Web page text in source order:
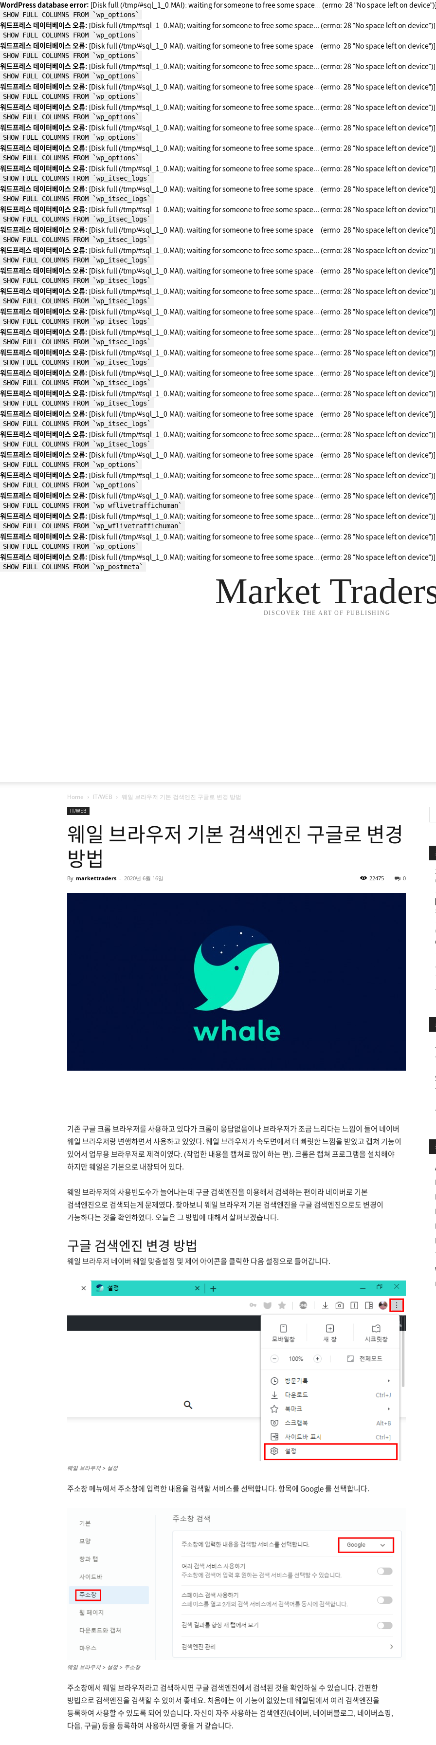
WordPress database error: [Disk full (/tmp/#sql_1_0.MAI); waiting for someone to free some space... (errno: 28 "No space left on
SHOW FULL COLUMNS FROM `wp_options`
워드프레스 데이터베이스 오류: [Disk full (/tmp/#sql_1_0.MAI); waiting for someone to free some space... (errno: 28 "No space left on device")]
SHOW FULL COLUMNS FROM `wp_options`
워드프레스 데이터베이스 오류: [Disk full (/tmp/#sql_1_0.MAI); waiting for someone to free some space... (errno: 28 "No space left on device")]
SHOW FULL COLUMNS FROM `wp_options`
워드프레스 데이터베이스 오류: [Disk full (/tmp/#sql_1_0.MAI); waiting for someone to free some space... (errno: 28 "No space left on device")]
SHOW FULL COLUMNS FROM `wp_options`
워드프레스 데이터베이스 오류: [Disk full (/tmp/#sql_1_0.MAI); waiting for someone to free some space... (errno: 28 "No space left on device")]
SHOW FULL COLUMNS FROM `wp_options`
워드프레스 데이터베이스 오류: [Disk full (/tmp/#sql_1_0.MAI); waiting for someone to free some space... (errno: 28 "No space left on device")]
SHOW FULL COLUMNS FROM `wp_options`
워드프레스 데이터베이스 오류: [Disk full (/tmp/#sql_1_0.MAI); waiting for someone to free some space... (errno: 28 "No space left on device")]
SHOW FULL COLUMNS FROM `wp_options`
워드프레스 데이터베이스 오류: [Disk full (/tmp/#sql_1_0.MAI); waiting for someone to free some space... (errno: 28 "No space left on device")]
SHOW FULL COLUMNS FROM `wp_options`
워드프레스 데이터베이스 오류: [Disk full (/tmp/#sql_1_0.MAI); waiting for someone to free some space... (errno: 28 "No space left on device")]
SHOW FULL COLUMNS FROM `wp_itsec_logs`
워드프레스 데이터베이스 오류: [Disk full (/tmp/#sql_1_0.MAI); waiting for someone to free some space... (errno: 28 "No space left on device")]
SHOW FULL COLUMNS FROM `wp_itsec_logs`
워드프레스 데이터베이스 오류: [Disk full (/tmp/#sql_1_0.MAI); waiting for someone to free some space... (errno: 28 "No space left on device")]
SHOW FULL COLUMNS FROM `wp_itsec_logs`
워드프레스 데이터베이스 오류: [Disk full (/tmp/#sql_1_0.MAI); waiting for someone to free some space... (errno: 28 "No space left on device")]
SHOW FULL COLUMNS FROM `wp_itsec_logs`
워드프레스 데이터베이스 오류: [Disk full (/tmp/#sql_1_0.MAI); waiting for someone to free some space... (errno: 28 "No space left on device")]
SHOW FULL COLUMNS FROM `wp_itsec_logs`
워드프레스 데이터베이스 오류: [Disk full (/tmp/#sql_1_0.MAI); waiting for someone to free some space... (errno: 28 "No space left on device")]
SHOW FULL COLUMNS FROM `wp_itsec_logs`
워드프레스 데이터베이스 오류: [Disk full (/tmp/#sql_1_0.MAI); waiting for someone to free some space... (errno: 28 "No space left on device")]
SHOW FULL COLUMNS FROM `wp_itsec_logs`
워드프레스 데이터베이스 오류: [Disk full (/tmp/#sql_1_0.MAI); waiting for someone to free some space... (errno: 28 "No space left on device")]
SHOW FULL COLUMNS FROM `wp_itsec_logs`
워드프레스 데이터베이스 오류: [Disk full (/tmp/#sql_1_0.MAI); waiting for someone to free some space... (errno: 28 "No space left on device")]
SHOW FULL COLUMNS FROM `wp_itsec_logs`
워드프레스 데이터베이스 오류: [Disk full (/tmp/#sql_1_0.MAI); waiting for someone to free some space... (errno: 28 "No space left on device")]
SHOW FULL COLUMNS FROM `wp_itsec_logs`
워드프레스 데이터베이스 오류: [Disk full (/tmp/#sql_1_0.MAI); waiting for someone to free some space... (errno: 28 "No space left on device")]
SHOW FULL COLUMNS FROM `wp_itsec_logs`
워드프레스 데이터베이스 오류: [Disk full (/tmp/#sql_1_0.MAI); waiting for someone to free some space... (errno: 28 "No space left on device")]
SHOW FULL COLUMNS FROM `wp_itsec_logs`
워드프레스 데이터베이스 오류: [Disk full (/tmp/#sql_1_0.MAI); waiting for someone to free some space... (errno: 28 "No space left on device")]
SHOW FULL COLUMNS FROM `wp_itsec_logs`
워드프레스 데이터베이스 오류: [Disk full (/tmp/#sql_1_0.MAI); waiting for someone to free some space... (errno: 28 "No space left on device")]
SHOW FULL COLUMNS FROM `wp_itsec_logs`
워드프레스 데이터베이스 오류: [Disk full (/tmp/#sql_1_0.MAI); waiting for someone to free some space... (errno: 28 "No space left on device")]
SHOW FULL COLUMNS FROM `wp_options`
워드프레스 데이터베이스 오류: [Disk full (/tmp/#sql_1_0.MAI); waiting for someone to free some space... (errno: 28 "No space left on device")]
SHOW FULL COLUMNS FROM `wp_options`
워드프레스 데이터베이스 오류: [Disk full (/tmp/#sql_1_0.MAI); waiting for someone to free some space... (errno: 28 "No space left on device")]
SHOW FULL COLUMNS FROM `wp_wflivetraffichuman`
워드프레스 데이터베이스 오류: [Disk full (/tmp/#sql_1_0.MAI); waiting for someone to free some space... (errno: 28 "No space left on device")]
SHOW FULL COLUMNS FROM `wp_wflivetraffichuman`
워드프레스 데이터베이스 오류: [Disk full (/tmp/#sql_1_0.MAI); waiting for someone to free some space... (errno: 28 "No space left on device")]
SHOW FULL COLUMNS FROM `wp_options`
워드프레스 데이터베이스 오류: [Disk full (/tmp/#sql_1_0.MAI); waiting for someone to free some space... (errno: 28 "No space left on device")]
SHOW FULL COLUMNS FROM `wp_postmeta`
Market
DISCOVER THE ART OF PUBLISHING
Home IT/WEB 웨일 브라우저 기본 검색엔진 구글로 변경 방법
IT/WEB
웨일 브라우저 기본 검색엔진 구글로 변경
방법
By markettraders - 2020년 6월 16일 0
22475
기존 구글 크롬 브라우저를 사용하고 있다가 크롬이 응답없음이나 브라우저가 조금 느리다는 느낌이 들어 네이버
웨일 브라우저랑 변행하면서 사용하고 있었다. 웨일 브라우저가 속도면에서 더 빠릿한 느낌을 받았고 캡쳐 기능이
있어서 업무용 브라우저로 제격이였다. (작업한 내용을 캡쳐로 많이 하는 편). 크롬은 캡쳐 프로그램을 설치해야
하지만 웨일은 기본으로 내장되어 있다.
웨일 브라우저의 사용빈도수가 늘어나는데 구글 검색엔진을 이용해서 검색하는 편이라 네이버로 기본
검색엔진으로 검색되는게 문제였다. 찾아보니 웨일 브라우저 기본 검색엔진을 구글 검색엔진으로도 변경이
가능하다는 것을 확인하였다. 오늘은 그 방법에 대해서 살펴보겠습니다.
구글 검색엔진 변경 방법
웨일 브라우저 네이버 웨일 맞춤설정 및 제어 아이콘을 클릭한 다음 설정으로 들어갑니다.
웨일 브라우저 > 설정
주소창 메뉴에서 주소창에 입력한 내용을 검색할 서비스를 선택합니다. 항목에 Google 를 선택합니다.
웨일 브라우저 > 설정> 주소창
주소창에서 웨일 브라우저라고 검색하시면 구글 검색엔진에서 검색된 것을 확인하실 수 있습니다. 간편한
방법으로 검색엔진을 검색할 수 있어서 좋네요. 처음에는 이 기능이 없었는데 웨일팀에서 여러 검색엔진을
등록하여 사용할 수 있도록 되어 있습니다. 자신이 자주 사용하는 검색엔진(네이버, 네이버블로그, 네이버쇼핑,
다음, 구글) 등을 등록하여 사용하시면 좋을 거 같습니다.